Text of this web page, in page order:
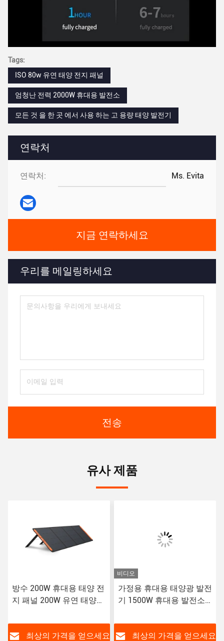
연락처
연락처: Ms. Evita
지금 연락하세요
우리를 메일링하세요
전송
Tags:
ISO 80w 유연 태양 전지 패널
엄청난 전력 2000W 휴대용 발전소
모든 것 을 한 곳 에서 사용 하는 고 용량 태양 발전기
유사 제품
방수 200W 휴대용 태양 전
지 패널 200W 유연 태양
최상의 가격을 얻으세요
비디오
가정용 휴대용 태양광 발전
기 1500W 휴대용 발전소
최상의 가격을 얻으세요